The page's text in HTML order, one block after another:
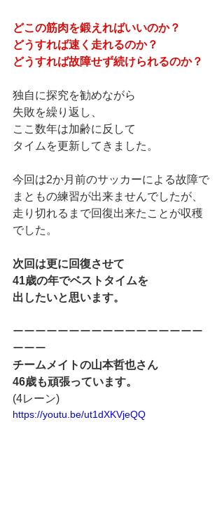
どこの筋肉を鍛えればいいのか？
どうすれば速く走れるのか？
どうすれば故障せず続けられるのか？
独自に探究を勧めながら
失敗を繰り返し、
ここ数年は加齢に反して
タイムを更新してきました。
今回は2か月前のサッカーによる故障で
まともの練習が出来ませんでしたが、
走り切れるまで回復出来たことが収穫
でした。
次回は更に回復させて
41歳の年でベストタイムを
出したいと思います。
ーーーーーーーーーーーーーーーーー
ーーー
チームメイトの山本哲也さん
46歳も頑張っています。
(4レーン)
https://youtu.be/ut1dXKVjeQQ